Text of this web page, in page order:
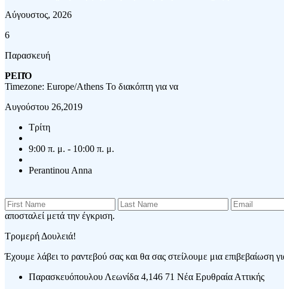
Αύγουστος, 2026
6
Παρασκευή
ΡΕΠΌ
Timezone: Europe/Athens Το διακόπτη για να
Αυγούστου 26,2019
Τρίτη
9:00 π. μ. - 10:00 π. μ.
Perantinou Anna
αποσταλεί μετά την έγκριση.
Τρομερή Δουλειά!
Έχουμε λάβει το ραντεβού σας και θα σας στείλουμε μια επιβεβαίωση
Παρασκευόπουλου Λεωνίδα 4,146 71 Νέα Ερυθραία Αττικής